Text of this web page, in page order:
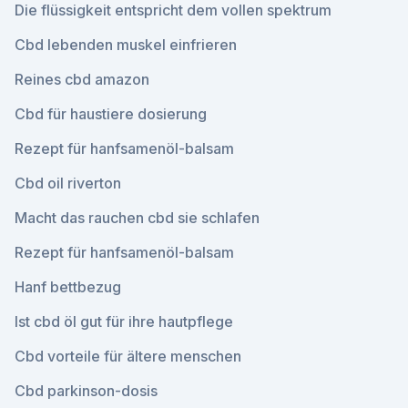
Die flüssigkeit entspricht dem vollen spektrum
Cbd lebenden muskel einfrieren
Reines cbd amazon
Cbd für haustiere dosierung
Rezept für hanfsamenöl-balsam
Cbd oil riverton
Macht das rauchen cbd sie schlafen
Rezept für hanfsamenöl-balsam
Hanf bettbezug
Ist cbd öl gut für ihre hautpflege
Cbd vorteile für ältere menschen
Cbd parkinson-dosis